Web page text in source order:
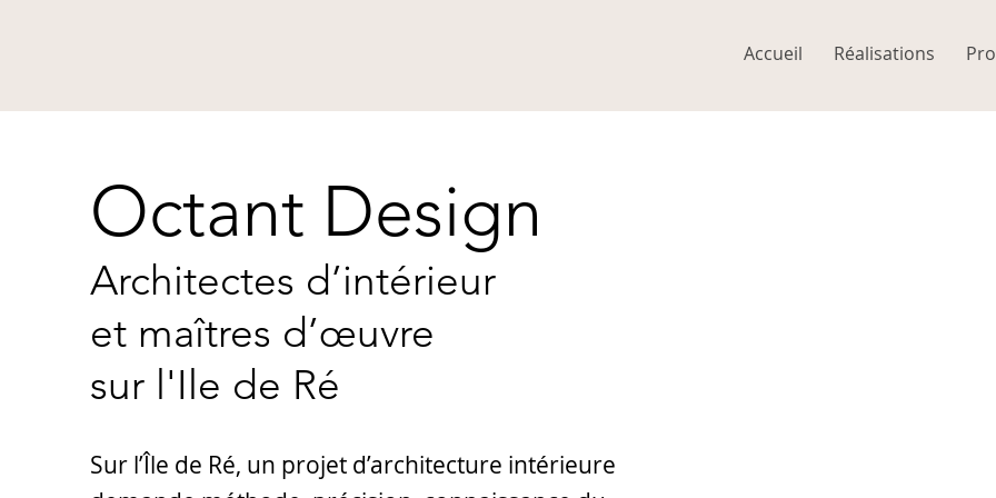
Accueil Réalisations
Octant Design
Architectes d’intérieur
et maîtres d’œuvre
sur l'Ile de Ré
Sur l’Île de Ré, un projet d’architecture intérieure